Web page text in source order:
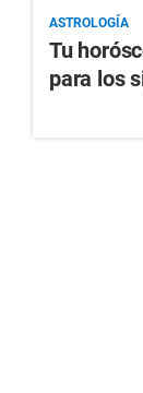
ASTROLOGÍA
Tu
para los